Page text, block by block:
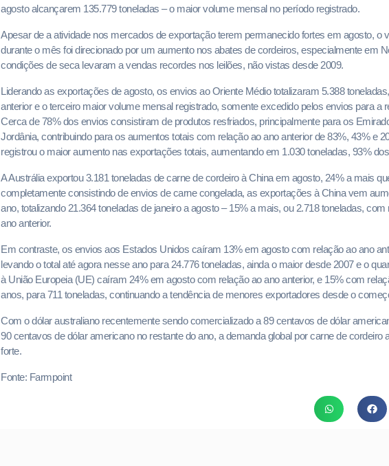
agosto alcançarem 135.779 toneladas – o maior volume mensal no período registrado.
Apesar de a atividade nos mercados de exportação terem permanecido fortes em agosto, o
durante o mês foi direcionado por um aumento nos abates de cordeiros, especialmente em
condições de seca levaram a vendas recordes nos leilões, não vistas desde 2009.
Liderando as exportações de agosto, os envios ao Oriente Médio totalizaram 5.388
anterior e o terceiro maior volume mensal registrado, somente excedido pelos envios para a
Cerca de 78% dos envios consistiram de produtos resfriados, principalmente para os
Jordânia, contribuindo para os aumentos totais com relação ao ano anterior de 83%, 43% e
registrou o maior aumento nas exportações totais, aumentando em 1.030 toneladas, 93%
A Austrália exportou 3.181 toneladas de carne de cordeiro à China em agosto, 24% a mais
completamente consistindo de envios de carne congelada, as exportações à China vem
ano, totalizando 21.364 toneladas de janeiro a agosto – 15% a mais, ou 2.718 toneladas,
ano anterior.
Em contraste, os envios aos Estados Unidos caíram 13% em agosto com relação ao ano
levando o total até agora nesse ano para 24.776 toneladas, ainda o maior desde 2007 e o
à União Europeia (UE) caíram 24% em agosto com relação ao ano anterior, e 15% com
anos, para 711 toneladas, continuando a tendência de menores exportadores desde o
Com o dólar australiano recentemente sendo comercializado a 89 centavos de dólar
90 centavos de dólar americano no restante do ano, a demanda global por carne de cordeiro
forte.
Fonte: Farmpoint